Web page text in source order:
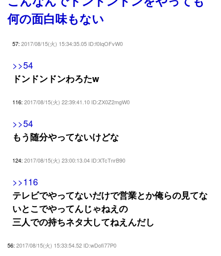
何の面白味もない
57: 2017/08/15(火) 15:34:35.05 ID:f0IqOFvW0
>>54
ドンドンドンわろたw
116: 2017/08/15(火) 22:39:41.10 ID:ZX0Z2mgW0
>>54
もう随分やってないけどな
124: 2017/08/15(火) 23:00:13.04 ID:XTcTnrB90
>>116
テレビでやってないだけで営業とか俺らの見てな
いとこでやってんじゃねえの
三人での持ちネタ大してねえんだし
56: 2017/08/15(火) 15:33:54.52 ID:wDofi77P0